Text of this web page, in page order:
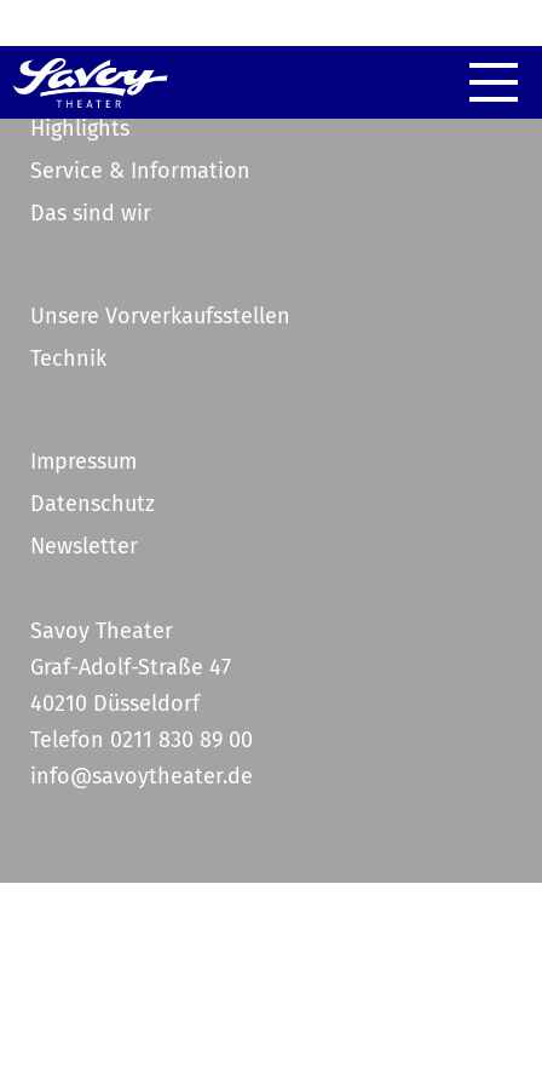
Highlights
Service & Information
Das sind wir
Unsere Vorverkaufsstellen
Technik
Impressum
Datenschutz
Newsletter
Savoy Theater
Graf-Adolf-Straße 47
40210 Düsseldorf
Telefon 0211 830 89 00
info@savoytheater.de